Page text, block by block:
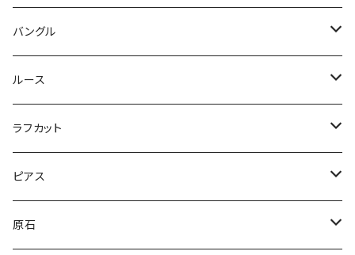
ラブラドライト
オーバル
ドロップ
ホワイトラブラトライト
コンビ
アイオライトサンストーン
コンビ
カイヤナイト
オーバル
オーシャンジャスパー
バングル
ホワイトラブラドライト
ルース
パープルラブラドライト
マーキス
スクエア
ラブラドライト
ブルー
クリソプレーズ
ラフカット
スペクトラライト
プルームアゲート
ピアス
アバロンシェル
原石